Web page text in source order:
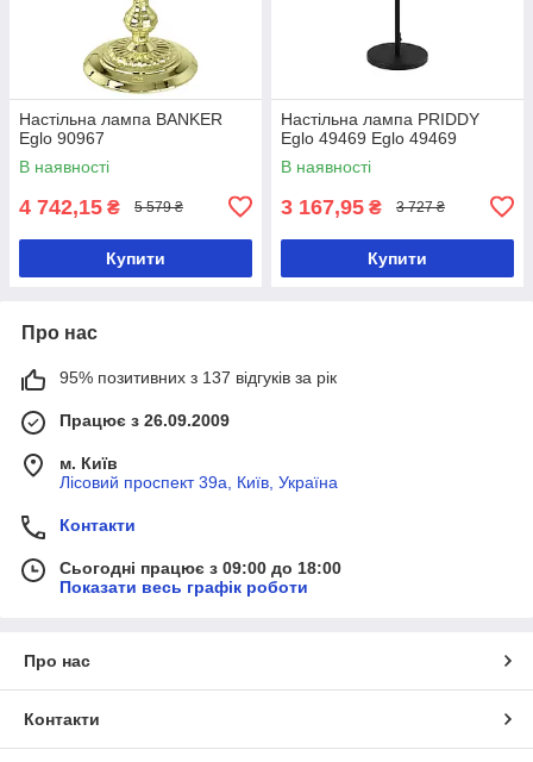
Настільна лампа BANKER
Eglo 90967
В наявності
4 742,15 ₴ 5 579 ₴
Купити
Настільна лампа PRIDDY
Eglo 49469 Eglo 49469
В наявності
3 167,95 ₴ 3 727 ₴
Купити
Про нас
95% позитивних з 137 відгуків за рік
Працює з 26.09.2009
м. Київ
Лісовий проспект 39а, Київ, Україна
Контакти
Сьогодні працює з 09:00 до 18:00
Показати весь графік роботи
Про нас
Контакти